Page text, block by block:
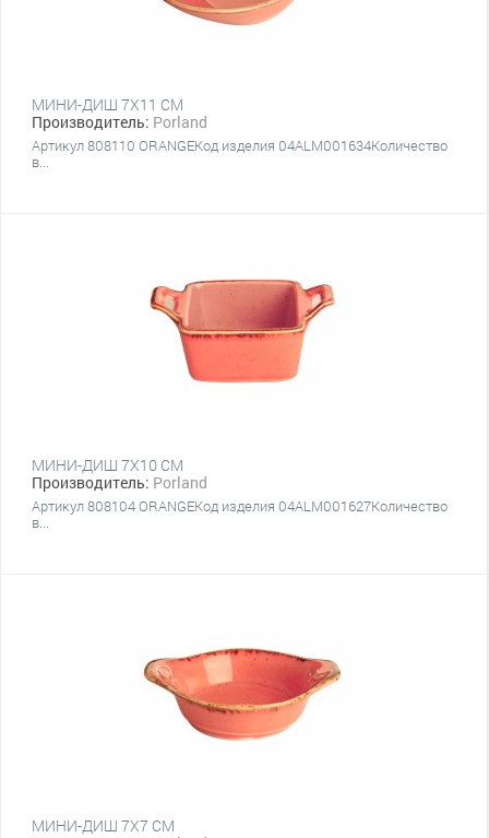
МИНИ-ДИШ 7Х11 СМ
Производитель: Porland
Артикул 808110 ORANGEКод изделия 04ALM001634Количество
в...
МИНИ-ДИШ 7Х10 СМ
Производитель: Porland
Артикул 808104 ORANGEКод изделия 04ALM001627Количество
в...
МИНИ-ДИШ 7Х7 СМ